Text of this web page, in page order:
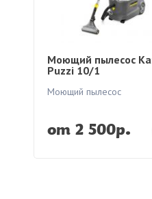
Моющий пылесос
Puzzi 10/1
Моющий пылесос
от 2 500р.